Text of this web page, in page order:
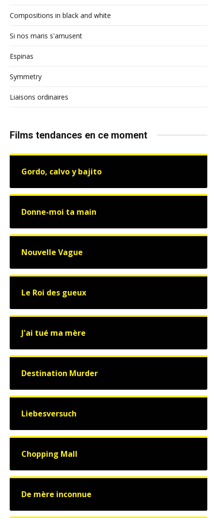
Compositions in black and white
Si nos maris s'amusent
Espinas
Symmetry
Liaisons ordinaires
Films tendances en ce moment
Gordo, calvo y bajito
Donne-moi ta main
Nouvelle Vague
Le Roi des gueux
J'ai tué ma mère
Destination Murder
Liebesversuch
Chopping Mall
De mère inconnue